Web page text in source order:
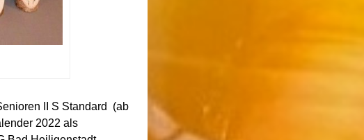
II S Standard (ab
2022 als